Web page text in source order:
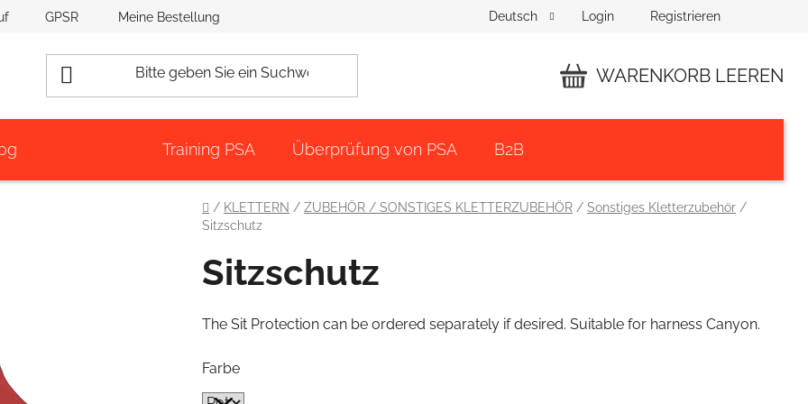
GPSR Meine Bestellung Deutsch Login Registrieren
WARENKORB LEEREN
Training PSA Überprüfung von PSA B2B
Startseite
/ KLETTERN / ZUBEHÖR / SONSTIGES KLETTERZUBEHÖR / Sonstiges Kletterzubehör /
Sitzschutz
Sitzschutz
The Sit Protection can be ordered separately if desired. Suitable for harness Canyon.
Farbe